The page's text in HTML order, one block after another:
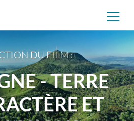
DU FILM :
- TERRE
ET